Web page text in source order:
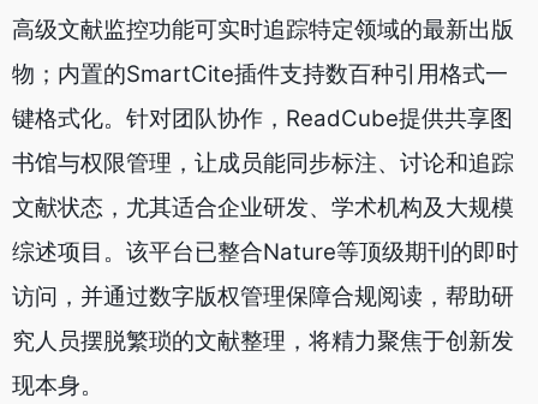
高级文献监控功能可实时追踪特定领域的最新出版
物；内置的SmartCite插件支持数百种引用格式一
键格式化。针对团队协作，ReadCube提供共享图
书馆与权限管理，让成员能同步标注、讨论和追踪
文献状态，尤其适合企业研发、学术机构及大规模
综述项目。该平台已整合Nature等顶级期刊的即时
访问，并通过数字版权管理保障合规阅读，帮助研
究人员摆脱繁琐的文献整理，将精力聚焦于创新发
现本身。